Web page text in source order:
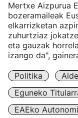
Mertxe Aizpurua
bozeramaileak
elkarrizketan
zuhurtziaz
eta gauzak
izango da",
Politika
Eguneko
EAEko